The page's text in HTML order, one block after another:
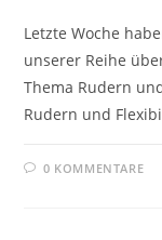
Letzte Woche
unserer Reihe
Thema Rudern
Rudern und
0 KOMMENTARE